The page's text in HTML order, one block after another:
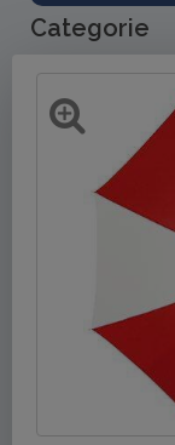
Categorie